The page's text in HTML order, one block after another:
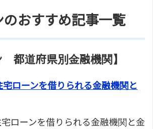
のおすすめ記事一覧
都道府県別金融機関】
ローンを借りられる金融機関と
ローンを借りられる金融機関と金